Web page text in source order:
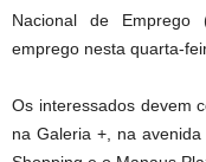
Nacional de Emprego
emprego nesta quarta-
Os interessados devem
na Galeria +, na